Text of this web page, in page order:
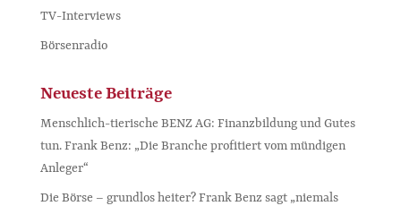
TV-Interviews
Börsenradio
Neueste Beiträge
Menschlich-tierische BENZ AG: Finanzbildung und Gutes
tun. Frank Benz: „Die Branche profitiert vom mündigen
Anleger“
Die Börse – grundlos heiter? Frank Benz sagt „niemals